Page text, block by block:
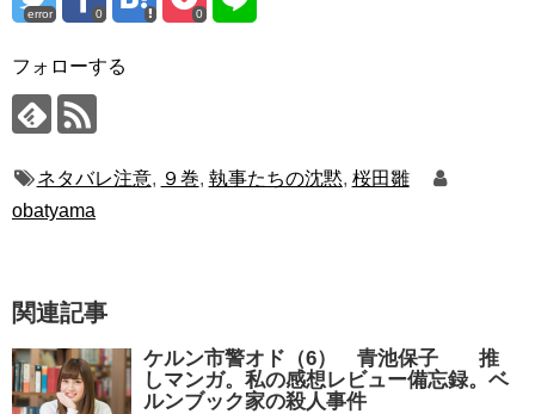
error 0 0
フォローする
ネタバレ注意, ９巻, 執事たちの沈黙, 桜田雛
obatyama
関連記事
ケルン市警オド（6） 青池保子 推
しマンガ。私の感想レビュー備忘録。ベ
ルンブック家の殺人事件